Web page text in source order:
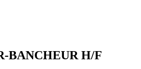
BANCHEUR H/F